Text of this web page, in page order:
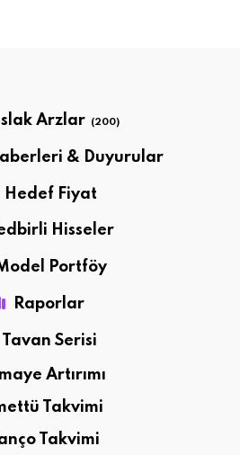
Arzlar (200)
& Duyurular
Hedef Fiyat
Hisseler
Portföy
Raporlar
Tavan Serisi
Artırımı
Takvimi
Takvimi